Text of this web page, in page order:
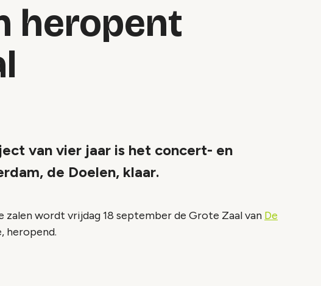
heropent
van vier jaar is het concert- en
de Doelen, klaar.
zalen wordt vrijdag 18 september de Grote Zaal van De
heropend.